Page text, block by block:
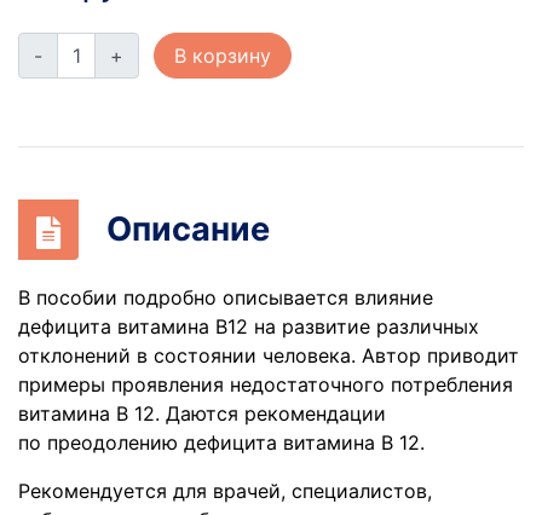
- + В корзину
Описание
В пособии подробно описывается влияние
дефицита витамина В12 на развитие различных
отклонений в состоянии человека. Автор приводит
примеры проявления недостаточного потребления
витамина В 12. Даются рекомендации
по преодолению дефицита витамина В 12.
Рекомендуется для врачей, специалистов,